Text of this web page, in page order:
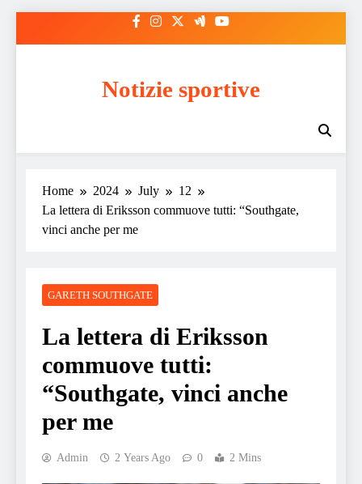
Notizie sportive
Home 2024 July
12
La lettera di Eriksson commuove tutti: “Southgate,
vinci anche per me
GARETH SOUTHGATE
La lettera di Eriksson
commuove tutti:
“Southgate, vinci anche
per me
Admin 2 Years Ago 0 2 Mins